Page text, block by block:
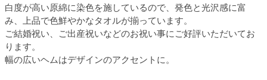
白度が高い原綿に染色を施しているので、発色と光沢感に富
み、上品で色鮮やかなタオルが揃っています。
ご結婚祝い、ご出産祝いなどのお祝い事にご好評いただいてお
ります。
幅の広いヘムはデザインのアクセントに。